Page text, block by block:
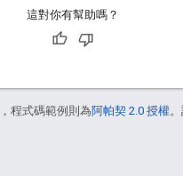
這對你有幫助嗎？
，程式碼範例則為阿帕契 2.0 授權